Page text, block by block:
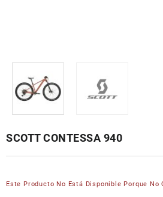
SCOTT CONTESSA 940
Este Producto No Está Disponible Porque No